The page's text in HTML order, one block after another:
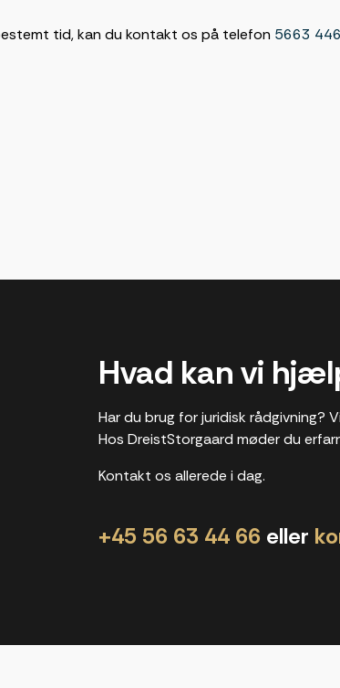
tid, kan du kontakt os på telefon 5663
Hvad kan vi
Har du brug for juridisk rådgivning?
Hos DreistStorgaard møder du
Kontakt os allerede i dag.
+45 56 63 44 66 eller